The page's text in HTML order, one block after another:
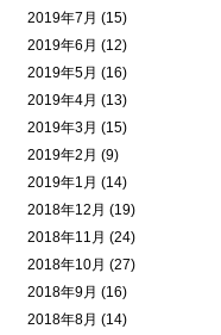
2019年7月 (15)
2019年6月 (12)
2019年5月 (16)
2019年4月 (13)
2019年3月 (15)
2019年2月 (9)
2019年1月 (14)
2018年12月 (19)
2018年11月 (24)
2018年10月 (27)
2018年9月 (16)
2018年8月 (14)